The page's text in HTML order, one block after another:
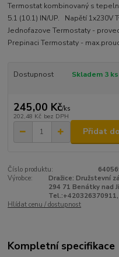
Termostat kombinovaný s
5.1 (10.1) IN/UP. Napětí 1x230V
Jednofazove Termostaty -
Prepinaci Termostaty -
Dostupnost Skladem 3 ks
245,00 Kč/ks
202,48 Kč bez DPH
Přidat
Číslo produktu:
Výrobce:
Dražice: Družstevní
294 71 Benátky nad
Hlídat cenu / dostupnost
Kompletní specifikace